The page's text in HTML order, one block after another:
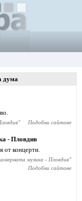
дума
" Подобни сайтове
- Пловдив
от концерти.
музика - Пловдив"
Подобни сайтове